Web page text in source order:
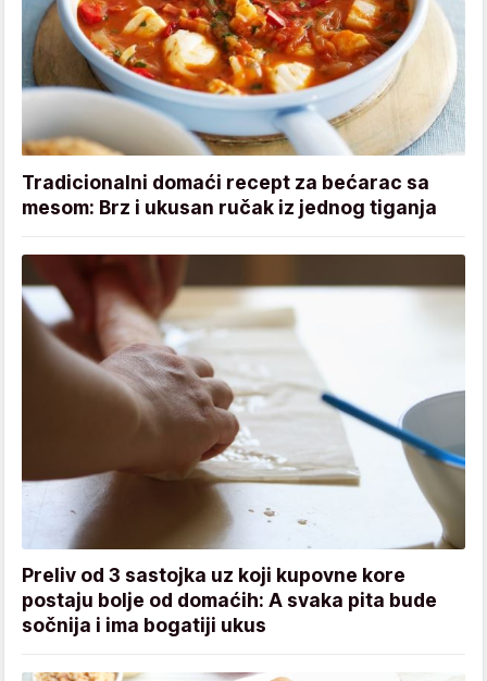
Tradicionalni domaći recept za bećarac sa
mesom: Brz i ukusan ručak iz jednog tiganja
Preliv od 3 sastojka uz koji kupovne kore
postaju bolje od domaćih: A svaka pita bude
sočnija i ima bogatiji ukus